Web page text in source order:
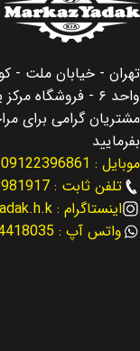
کشور سازنده کره
اصالت کالا اصلی
مناسب برای سانتافه Santafe
نوع لوازم لوازم
کد فنی 3B500
واحد ۶ - فروشگاه مرکز یدک
مشتریان گرامی برای
بفرمایید
موبایل : 09122396861
تلفن ثابت : 02133981917
اینستاگرام : markazyadak.h.k
واتس آپ : 09304418035